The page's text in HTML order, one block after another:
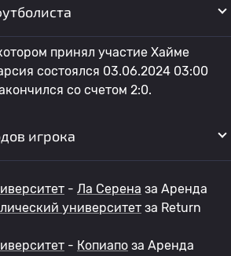
принял участие Хайме
состоялся 03.06.2024 03:00
со счетом 2:0.
игрока
- Ла Серена за Аренда
университет за Return
- Копиапо за Аренда